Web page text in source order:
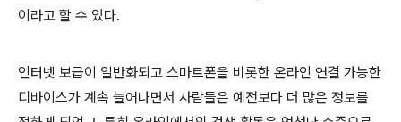
이라고 할 수 있다.
인터넷 보급이 일반화되고 스마트폰을 비롯한 온라인 연결 가능한
디바이스가 계속 늘어나면서 사람들은 예전보다 더 많은 정보를